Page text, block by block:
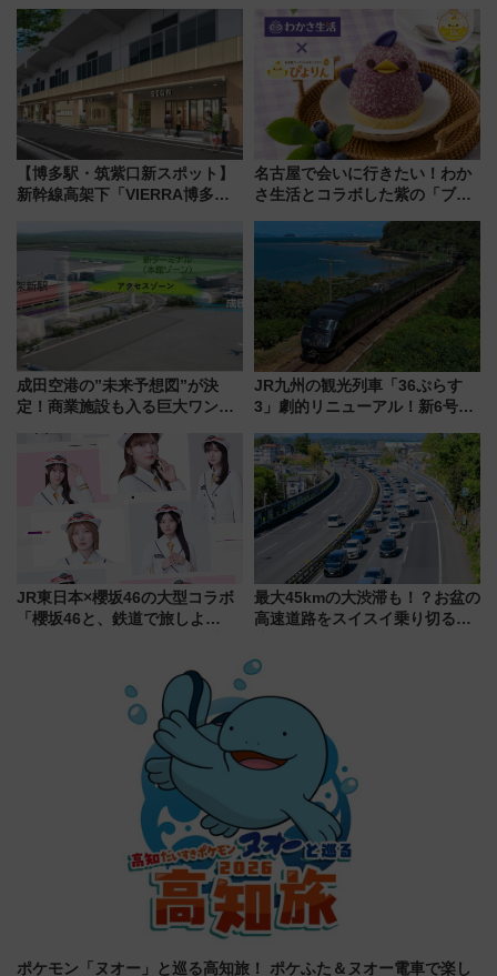
中旬発売
【博多駅・筑紫口新スポット】
新幹線高架下「VIERRA博多テ
など注目の全6店舗 「博多活憩
通り」も一新
名古屋で会いに行きたい！わか
さ生活とコラボした紫の「ブル
売
成田空港の”未来予想図”が決
定！商業施設も入る巨大ワンタ
で新型特急が品川･羽田とを結
ぶ！ JR空港駅は2面3線化！
JR九州の観光列車「36ぷらす
3」劇的リニューアル！新6号車
別 “プレミアムランチ”導入･ル
ートや価格など解説
JR東日本×櫻坂46の大型コラボ
「櫻坂46と、鉄道で旅しよ
最大45kmの大渋滞も！？お盆の
高速道路をスイスイ乗り切る快
ポケモン「ヌオー」と巡る高知旅！ ポケふた＆ヌオー電車で楽し